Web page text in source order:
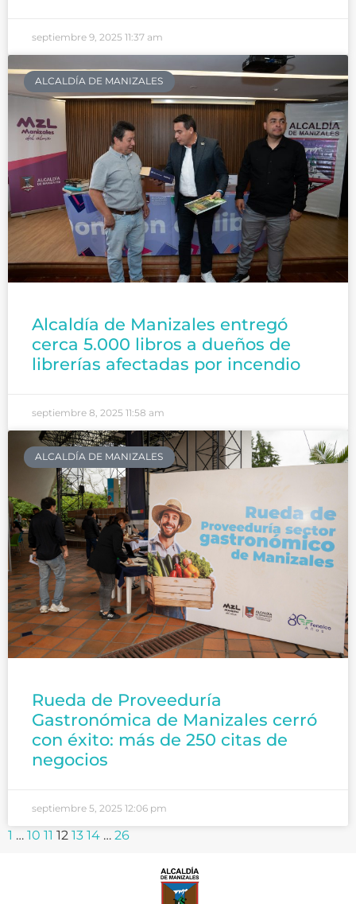
septiembre 9, 2025 11:37 am
ALCALDÍA DE MANIZALES
Alcaldía de Manizales entregó
cerca 5.000 libros a dueños de
librerías afectadas por incendio
septiembre 8, 2025 11:58 am
ALCALDÍA DE MANIZALES
Rueda de Proveeduría
Gastronómica de Manizales cerró
con éxito: más de 250 citas de
negocios
septiembre 5, 2025 12:06 pm
1 … 10 11 12 13 14 … 26